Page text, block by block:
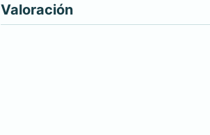
Valoración